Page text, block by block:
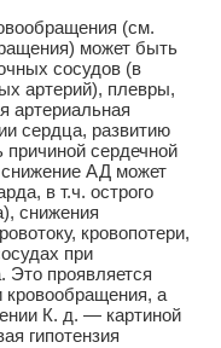
(см.
может быть
сосудов (в
артерий), плевры,
артериальная
сердца, развитию
сердечной
снижение АД может
в т.ч. острого
снижения
кровопотери,
при
Это проявляется
кровообращения, а
К. д. — картиной
гипотензия